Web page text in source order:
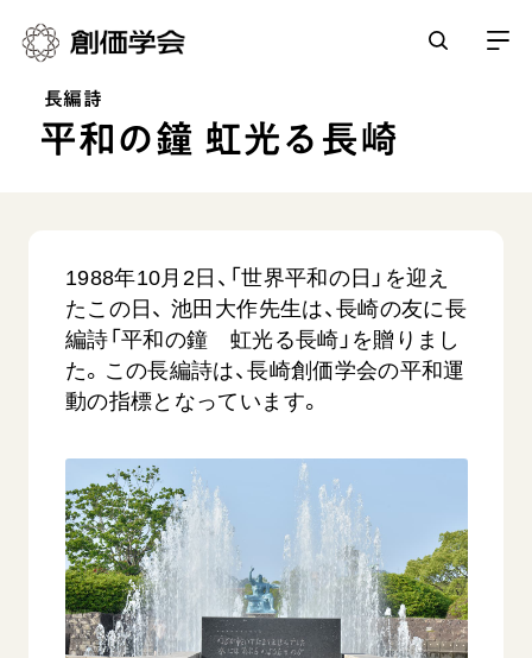
創価学会とは
祈り
御本尊
聖典
日蓮大聖人の仏法（教学入門）
日蓮大聖人
創価学会の三代会長
初代会長・牧口常三郎先生
第2代会長・戸田城聖先生
第3代会長・池田大作先生
学会永遠の五指針
朝晩の祈り（勤行・唱題）
座談会
仏法を学ぶ
年間の活動について
友人葬
彼岸
平和・文化・教育
「平和の文化」を構築
核兵器の廃絶に向け連帯を拡大
「持続可能な開発目標（SDGs）」の取り組み
人道支援
音楽活動
展示活動
教育本部の活動
世界の創価学会
各国ウェブサイト
創価学会 会憲
創価学会 会則
創価学会 社会憲章
組織・機構
会長・理事長・各部長の紹介
会員サポート
座談会御書ｅ講義
小説『新・人間革命』『人間革命』要旨
御書検索［新版］
関連リンク
創価学会総本部
長編詩
平和の鐘 虹光る長崎
1988年10月2日、「世界平和の日」を迎え
たこの日、 池田大作先生は、長崎の友に長
編詩「平和の鐘 虹光る長崎」を贈りまし
た。この長編詩は、長崎創価学会の平和運
動の指標となっています。